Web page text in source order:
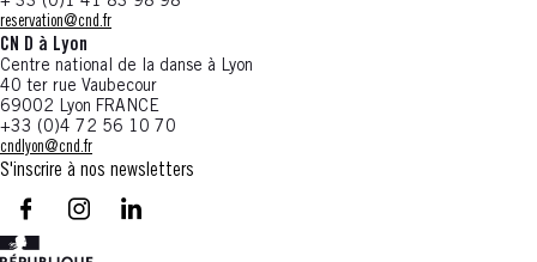
reservation@cnd.fr
CN D à Lyon
Centre national de la danse à Lyon
40 ter rue Vaubecour
69002 Lyon FRANCE
+33 (0)4 72 56 10 70
cndlyon@cnd.fr
S'inscrire à nos newsletters
facebook - CN D - Nouvelle fenêtre
instagram - CN D - Nouvelle fenêtre
LinkedIn - CN D - Nouvelle fenêtre